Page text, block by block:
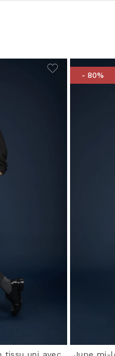
- 80%